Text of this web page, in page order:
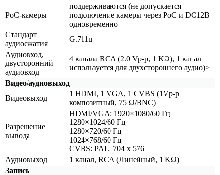
PoC-камеры
поддерживаются (не допускается
подключение камеры через PoC и DC12B
одновременно
Стандарт
аудиосжатия
G.711u
Аудиовход,
двусторонний
аудиовход
4 канала RCA (2.0 Vp-p, 1 KΩ), 1 канал
используется для двухстороннего аудио)>
Видео/аудиовыход
Видеовыход
1 HDMI, 1 VGA, 1 CVBS (1Vp-p
композитный, 75 Ω/BNC)
Разрешение
вывода
HDMI/VGA: 1920×1080/60 Гц
1280×1024/60 Гц
1280×720/60 Гц
1024×768/60 Гц
CVBS: PAL: 704 x 576
Аудиовыход
1 канал, RCA (Линейный, 1 KΩ)
Запись